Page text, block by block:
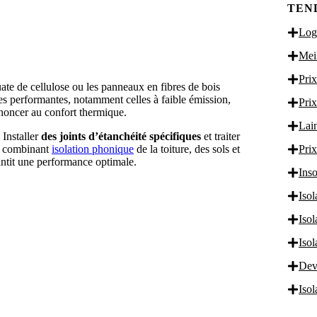
de cellulose ou les panneaux en fibres de bois
performantes, notamment celles à faible émission,
au confort thermique.
Installerdes joints d’étanchéité spécifiques et traiter
combinant isolation phonique de la toiture, des sols et
une performance optimale.